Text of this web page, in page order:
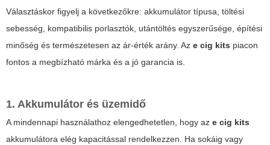
Választáskor figyelj a következőkre: akkumulátor típusa, töltési
sebesség, kompatibilis porlasztók, utántöltés egyszerűsége, építési
minőség és természetesen az ár-érték arány. Az e cig kits piacon
fontos a megbízható márka és a jó garancia is.
1. Akkumulátor és üzemidő
A mindennapi használathoz elengedhetetlen, hogy az e cig kits
akkumulátora elég kapacitással rendelkezzen. Ha sokáig vagy